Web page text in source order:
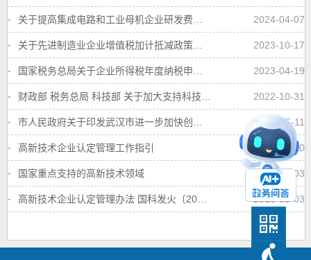
2024-04-07
·
2023-10-17
·
2023-04-19
·
2022-10-31
·
2022-05-11
·
2021-05-10
· 高新技术企业认定管理工作指引
2016-05-03
· 国家重点支持的高新技术领域
2016-05-03
·